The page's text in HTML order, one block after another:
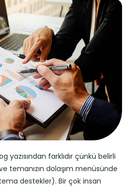
yazısından farklıdır çünkü belirli
temanızın dolaşım menüsünde
destekler). Bir çok insan